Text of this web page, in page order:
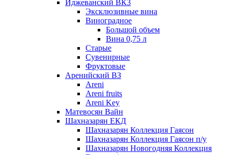
Иджеванский ВК3
Эксклюзивные вина
Виноградное
Большой объем
Вина 0,75 л
Старые
Сувенирные
Фруктовые
Аренийский ВЗ
Areni
Areni fruits
Areni Key
Матевосян Вайн
Шахназарян ЕКД
Шахназарян Коллекция Гаясон
Шахназарян Коллекция Гаясон п/у
Шахназарян Новогодняя Коллекция